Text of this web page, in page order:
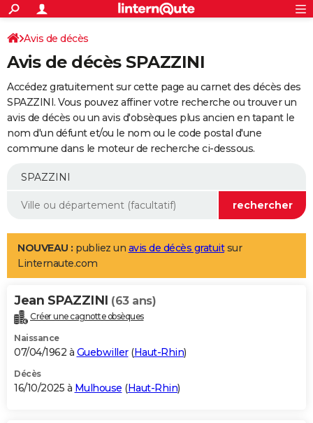
ACTUALITÉS
Politique
Société
Faits Divers
Education
Monde
Villes
+
SPORT
Coupe du monde 2026
Football
Tennis
Cyclisme
Rugby
Forum
Programme TV
TNT
Streaming
Cinéma
Sorties cinéma
Musique
+
FINANCE
Retraite
Epargne
Immobilier
Risques naturels par ville
Banque
Assurance
AUTO
Essais
Réserver un essai
Citadines
Berlines
SUV
Forum auto
+
Mobiles
Meilleur smartphone
Internet
Ordinateurs
Jeux vidéo
Guide high-tech
Aménagement intérieur
LIFESTYLE
Art de vivre
Bien-être
Loisirs
Mode
Modes de vie
Alimentation
Guide de la santé
Maladies
Médicaments
Sommeil
VOYAGE
Destinations
City break
Voyage nature
Voyage de noces
Forum
Climat
+PHOTO
GUIDES D'ACHAT
BONS PLANS
Avis de décès
Avis de décès SPAZZINI
Accédez gratuitement sur cette page au carnet des décès des
SPAZZINI. Vous pouvez affiner votre recherche ou trouver un
avis de décès ou un avis d'obsèques plus ancien en tapant le
nom d'un défunt et/ou le nom ou le code postal d'une
commune dans le moteur de recherche ci-dessous.
NOUVEAU : publiez un avis de décès gratuitsur
Linternaute.com
Jean SPAZZINI (63 ans)
Créer une cagnotte obsèques
Naissance
07/04/1962 à Guebwiller(Haut-Rhin)
Décès
16/10/2025 à Mulhouse (Haut-Rhin)